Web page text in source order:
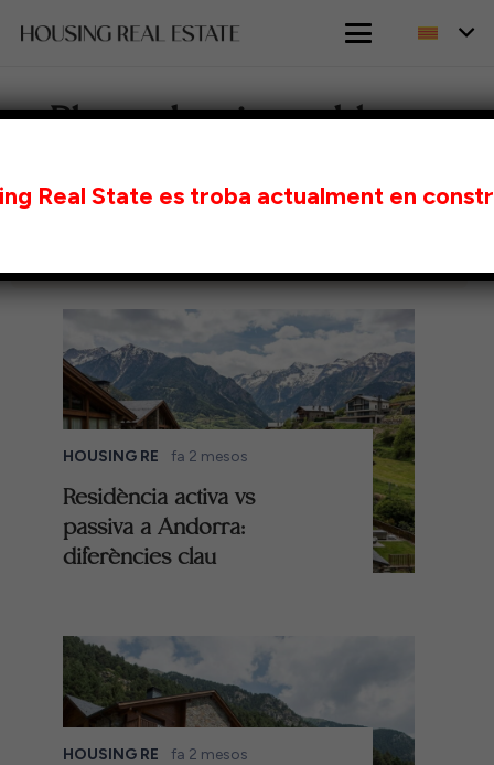
Blog sobre immobles a
Andorra
HOUSING RE fa 2 mesos
Residència activa vs
passiva a Andorra:
diferències clau
HOUSING RE fa 2 mesos
Real State es troba actualment en